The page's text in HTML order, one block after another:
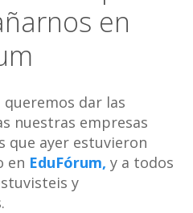
en
queremos dar las
nuestras empresas
que ayer estuvieron
en EduFórum, y a todos
y